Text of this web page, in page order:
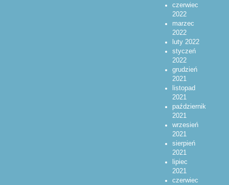
czerwiec
2022
marzec
2022
luty 2022
styczeń
2022
grudzień
2021
listopad
2021
październik
2021
wrzesień
2021
sierpień
2021
lipiec
2021
czerwiec